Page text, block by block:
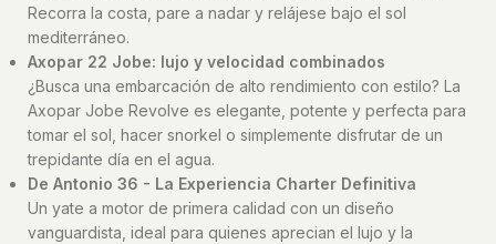
Recorra la costa, pare a nadar y relájese bajo el sol
mediterráneo.
Axopar 22 Jobe: lujo y velocidad combinados
¿Busca una embarcación de alto rendimiento con estilo? La
Axopar Jobe Revolve es elegante, potente y perfecta para
tomar el sol, hacer snorkel o simplemente disfrutar de un
trepidante día en el agua.
De Antonio 36 - La Experiencia Charter Definitiva
Un yate a motor de primera calidad con un diseño
vanguardista, ideal para quienes aprecian el lujo y la